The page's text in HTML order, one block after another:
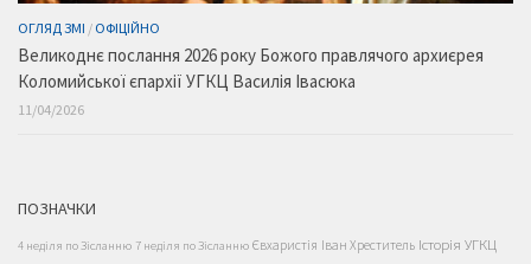
ОГЛЯД ЗМІ / ОФІЦІЙНО
Великоднє послання 2026 року Божого правлячого архиєрея
Коломийської єпархії УГКЦ Василія Івасюка
11/04/2026
ПОЗНАЧКИ
4 неділя по Зісланню 7 неділя по Зісланню Євхаристія Іван Хреститель Історія УГКЦ